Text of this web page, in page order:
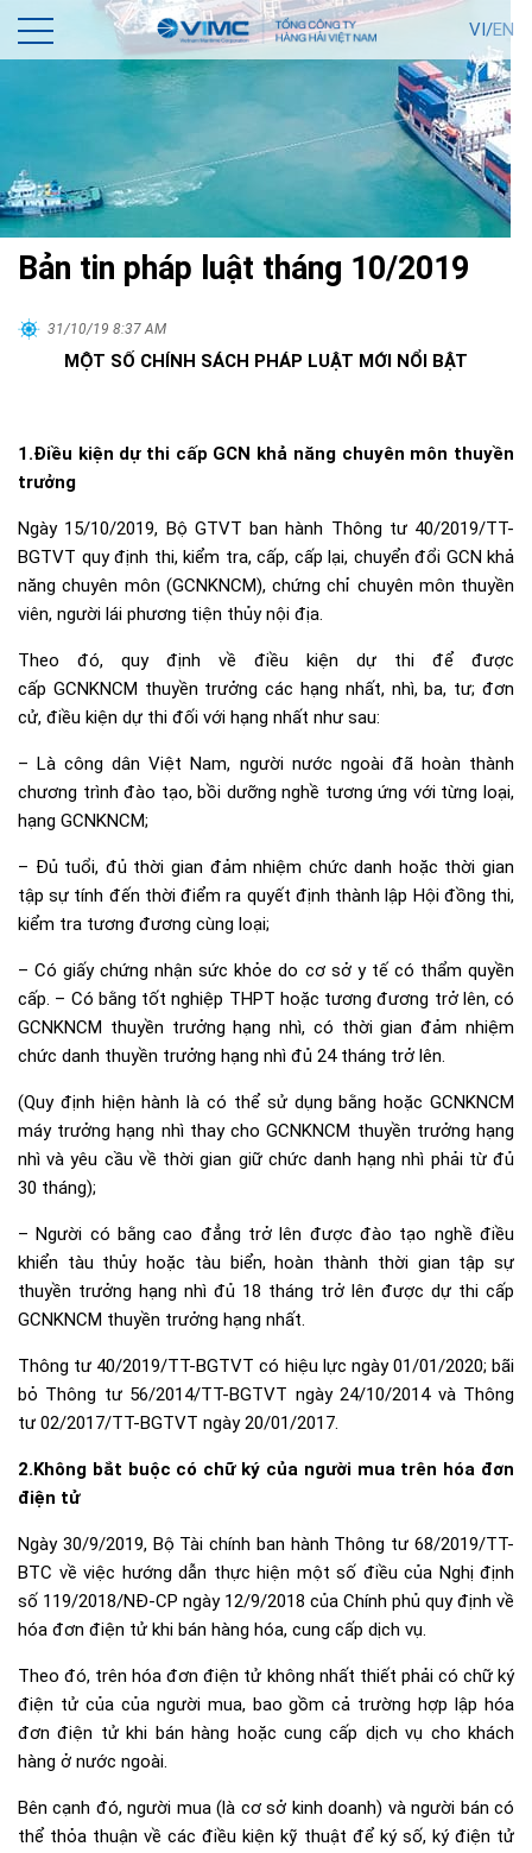
VI/EN
Bản tin pháp luật tháng 10/2019
31/10/19 8:37 AM
MỘT SỐ CHÍNH SÁCH PHÁP LUẬT MỚI NỔI BẬT
1.Điều kiện dự thi cấp GCN khả năng chuyên môn thuyền
trưởng
Ngày 15/10/2019, Bộ GTVT ban hành Thông tư 40/2019/TT-
BGTVT quy định thi, kiểm tra, cấp, cấp lại, chuyển đổi GCN khả
năng chuyên môn (GCNKNCM), chứng chỉ chuyên môn thuyền
viên, người lái phương tiện thủy nội địa.
Theo đó, quy định về điều kiện dự thi để được
cấp GCNKNCM thuyền trưởng các hạng nhất, nhì, ba, tư; đơn
cử, điều kiện dự thi đối với hạng nhất như sau:
– Là công dân Việt Nam, người nước ngoài đã hoàn thành
chương trình đào tạo, bồi dưỡng nghề tương ứng với từng loại,
hạng GCNKNCM;
– Đủ tuổi, đủ thời gian đảm nhiệm chức danh hoặc thời gian
tập sự tính đến thời điểm ra quyết định thành lập Hội đồng thi,
kiểm tra tương đương cùng loại;
– Có giấy chứng nhận sức khỏe do cơ sở y tế có thẩm quyền
cấp. – Có bằng tốt nghiệp THPT hoặc tương đương trở lên, có
GCNKNCM thuyền trưởng hạng nhì, có thời gian đảm nhiệm
chức danh thuyền trưởng hạng nhì đủ 24 tháng trở lên.
(Quy định hiện hành là có thể sử dụng bằng hoặc GCNKNCM
máy trưởng hạng nhì thay cho GCNKNCM thuyền trưởng hạng
nhì và yêu cầu về thời gian giữ chức danh hạng nhì phải từ đủ
30 tháng);
– Người có bằng cao đẳng trở lên được đào tạo nghề điều
khiển tàu thủy hoặc tàu biển, hoàn thành thời gian tập sự
thuyền trưởng hạng nhì đủ 18 tháng trở lên được dự thi cấp
GCNKNCM thuyền trưởng hạng nhất.
Thông tư 40/2019/TT-BGTVT có hiệu lực ngày 01/01/2020; bãi
bỏ Thông tư 56/2014/TT-BGTVT ngày 24/10/2014 và Thông
tư 02/2017/TT-BGTVT ngày 20/01/2017.
2.Không bắt buộc có chữ ký của người mua trên hóa đơn
điện tử
Ngày 30/9/2019, Bộ Tài chính ban hành Thông tư 68/2019/TT-
BTC về việc hướng dẫn thực hiện một số điều của Nghị định
số 119/2018/NĐ-CP ngày 12/9/2018 của Chính phủ quy định về
hóa đơn điện tử khi bán hàng hóa, cung cấp dịch vụ.
Theo đó, trên hóa đơn điện tử không nhất thiết phải có chữ ký
điện tử của của người mua, bao gồm cả trường hợp lập hóa
đơn điện tử khi bán hàng hoặc cung cấp dịch vụ cho khách
hàng ở nước ngoài.
Bên cạnh đó, người mua (là cơ sở kinh doanh) và người bán có
thể thỏa thuận về các điều kiện kỹ thuật để ký số, ký điện tử